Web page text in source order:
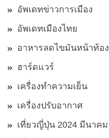
อัพเดทข่าวการเมือง
อัพเดทเมืองไทย
อาหารลดไขมันหน้าท้อง
ฮาร์ดแวร์
เครื่องทำความเย็น
เครื่องปรับอากาศ
เที่ยวญี่ปุ่น 2024 มีนาคม